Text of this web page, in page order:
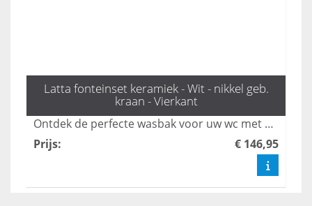
Latta fonteinset keramiek - Wit - nikkel geb.
kraan - Vierkant
Ontdek de perfecte wasbak voor uw wc met de elegante fonteinset Latta van L'aqua. Deze set, uitgerust met een stijlvolle geborsteld nikkel kraan en een handige sifon, biedt zowel functionaliteit als een modern design. Bestel snel en geef uw toilet een stijlvolle upgrade met onze prachtige toilet fonteintjes.
Prijs: € 146,95